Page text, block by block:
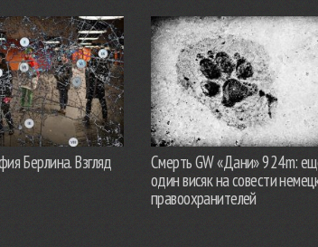
Берлина. Взгляд
Смерть GW «Дани» 924m:
один висяк на совести
правоохранителей